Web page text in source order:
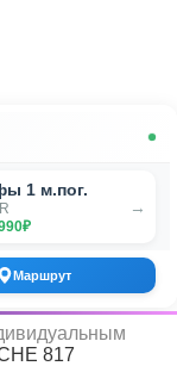
1 м.пог.
→
Маршрут
817